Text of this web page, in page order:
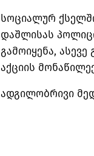
სოციალურ
დაშლისას
გამოიყენა,
აქციის
ადგილობრივი